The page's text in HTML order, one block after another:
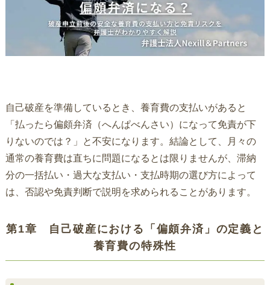
自己破産を準備しているとき、養育費の支払いがあると
「払ったら偏頗弁済（へんぱべんさい）になって免責が下
りないのでは？」と不安になります。結論として、月々の
通常の養育費は直ちに問題になるとは限りませんが、滞納
分の一括払い・過大な支払い・支払時期の選び方によって
は、否認や免責判断で説明を求められることがあります。
第1章 自己破産における「偏頗弁済」の定義と
養育費の特殊性